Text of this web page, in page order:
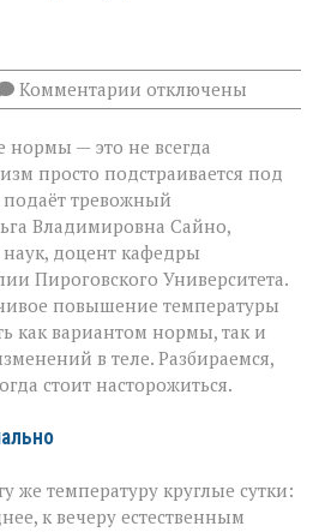
Комментарии к
записи
спешите
пить
что
скрывает
температура
37–
38 °C
отключены
нормы — это не всегда
просто подстраивается под
подаёт тревожный
Владимировна Сайно,
доцент кафедры
Пироговского Университета.
повышение температуры
как вариантом нормы, так и
в теле. Разбираемся,
стоит насторожиться.
же температуру круглые сутки:
к вечеру естественным